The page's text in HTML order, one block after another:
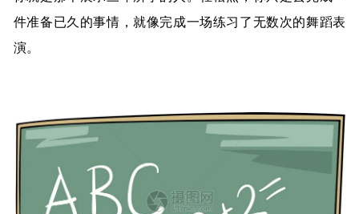
件准备已久的事情，就像完成一场练习了无数次的舞蹈表
演。